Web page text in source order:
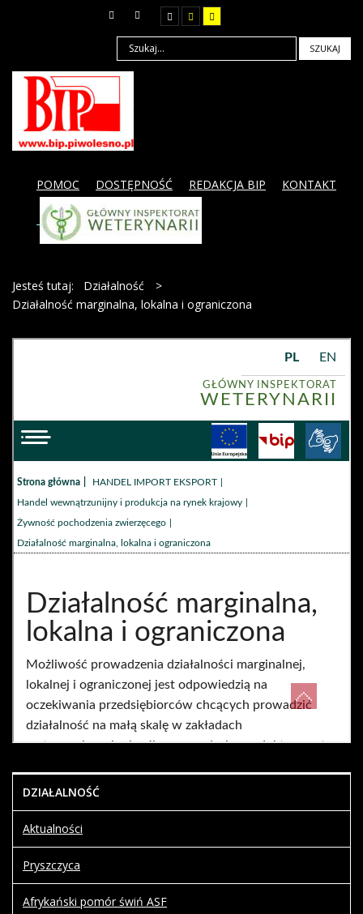
SZUKAJ
POMOC DOSTĘPNOŚĆ REDAKCJA BIP KONTAKT
Jesteś tutaj: Działalność
>
Działalność marginalna, lokalna i ograniczona
DZIAŁALNOŚĆ
Aktualności
Pryszczyca
Afrykański pomór świń ASF